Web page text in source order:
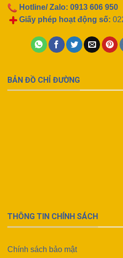
Hotline/ Zalo: 0913 606 950
Giấy phép hoạt động số:
BẢN ĐỒ CHỈ ĐƯỜNG
THÔNG TIN CHÍNH SÁCH
Chính sách bảo mật